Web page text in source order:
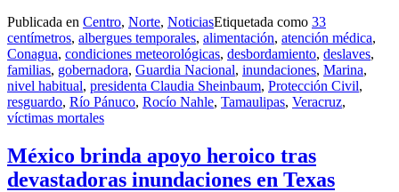
Publicada en Centro, Norte, NoticiasEtiquetada como 33
centímetros, albergues temporales, alimentación, atención médica,
Conagua, condiciones meteorológicas, desbordamiento, deslaves,
familias, gobernadora, Guardia Nacional, inundaciones, Marina,
nivel habitual, presidenta Claudia Sheinbaum, Protección Civil,
resguardo, Río Pánuco, Rocío Nahle, Tamaulipas, Veracruz,
víctimas mortales
México brinda apoyo heroico tras
devastadoras inundaciones en Texas